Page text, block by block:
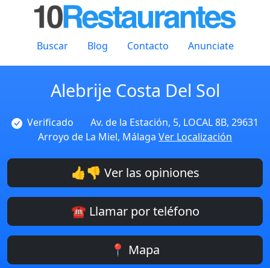
Buscar Blog Contacto Anunciate
Alebrije Costa Del Sol
Verificado
Av. de la Estación, 5, LOCAL 8B, 29631
Arroyo de La Miel, Málaga Ver Localización
👍👎 Ver las opiniones
☎️ Llamar por teléfono
📍 Mapa